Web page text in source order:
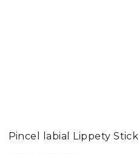
Pincel labial Lippety Stick